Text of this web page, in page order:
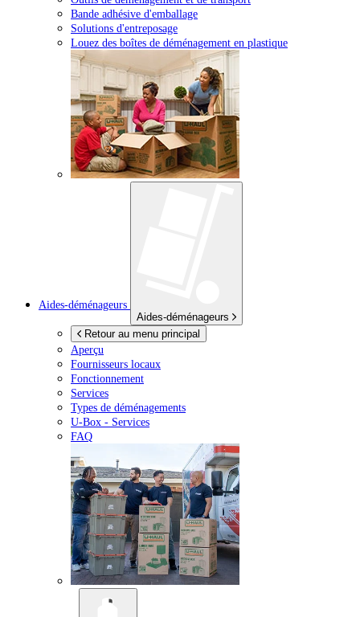
Bande adhésive d'emballage
Solutions d'entreposage
Louez des boîtes de déménagement en plastique
Aides-déménageurs
Aides-déménageurs
Retour au menu principal
Aperçu
Fournisseurs locaux
Fonctionnement
Services
Types de déménagements
U-Box - Services
FAQ